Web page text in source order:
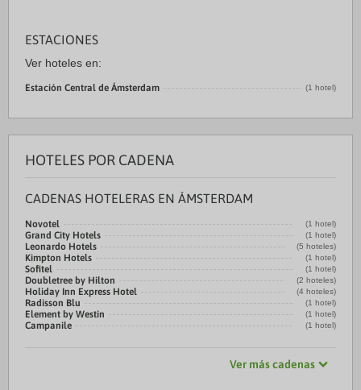
ESTACIONES
Ver hoteles en:
Estación Central de Ámsterdam (1 hotel)
HOTELES POR CADENA
CADENAS HOTELERAS EN ÁMSTERDAM
Novotel (1 hotel)
Grand City Hotels (1 hotel)
Leonardo Hotels (5 hoteles)
Kimpton Hotels (1 hotel)
Sofitel (1 hotel)
Doubletree by Hilton (2 hoteles)
Holiday Inn Express Hotel (4 hoteles)
Radisson Blu (1 hotel)
Element by Westin (1 hotel)
Campanile (1 hotel)
Ver más cadenas